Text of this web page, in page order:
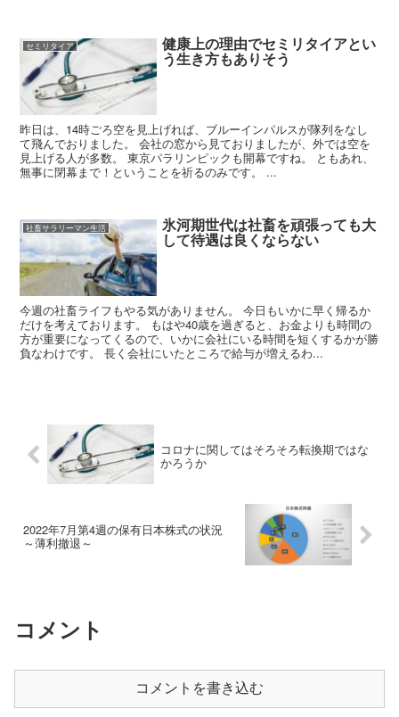
セミリタイア 健康上の理由でセミリタイアとい
う生き方もありそう
昨日は、14時ごろ空を見上げれば、ブルーインパルスが隊列をなし
て飛んでおりました。 会社の窓から見ておりましたが、外では空を
見上げる人が多数。 東京パラリンピックも開幕ですね。 ともあれ、
無事に閉幕まで！ということを祈るのみです。 ...
社畜サラリーマン生活 氷河期世代は社畜を頑張っても大
して待遇は良くならない
今週の社畜ライフもやる気がありません。 今日もいかに早く帰るか
だけを考えております。 もはや40歳を過ぎると、お金よりも時間の
方が重要になってくるので、いかに会社にいる時間を短くするかが勝
負なわけです。 長く会社にいたところで給与が増えるわ...
コロナに関してはそろそろ転換期ではな
かろうか
2022年7月第4週の保有日本株式の状況
～薄利撤退～
コメント
コメントを書き込む